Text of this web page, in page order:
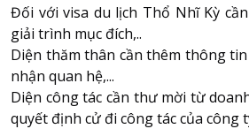
Đối với visa du lịch Thổ Nhĩ Kỳ
giải trình mục đích,..
Diện thăm thân cần thêm thông
nhận quan hệ,...
Diện công tác cần thư mời từ
quyết định cử đi công tác của công